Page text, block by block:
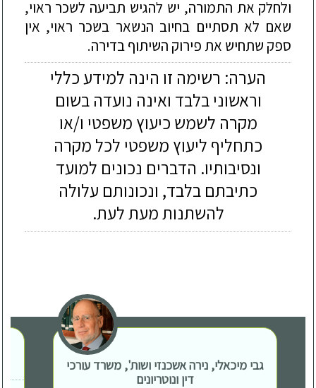
ולחלק את התמורה, יש להגיש תביעה לשכר ראוי,
שאם לא תסתיים בחיוב הנשאר בשכר ראוי, אין
ספק שתחיש את פירוק השיתוף בדירה.
הערה: רשימה זו הינה למידע כללי
וראשוני בלבד ואינה נועדה בשום
מקרה לשמש כיעוץ משפטי ו/או
כתחליף ליעוץ משפטי לכל מקרה
ונסיבותיו. הדברים נכונים למועד
כתיבתם בלבד, ונכונותם עלולה
להשתנות מעת לעת.
גבי מיכאלי, נירה אשכנזי ושות', משרד עורכי
דין ונוטריונים